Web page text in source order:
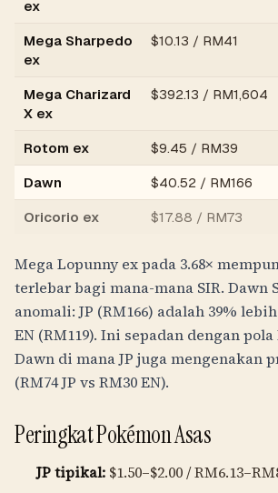
ex
Mega Sharpedo
ex
$10.13 / RM41
Mega Charizard
X ex
$392.13 / RM1,604
Rotom ex $9.45 / RM39
Dawn
$40.52 / RM166
Oricorio ex
$17.88 / RM73
Mega Lopunny ex pada 3.68×
terlebar bagi mana-mana SIR. Dawn
anomali: JP (RM166) adalah 39%
EN (RM119). Ini sepadan dengan
Dawn di mana JP juga mengenakan
(RM74JP vs RM30EN).
Peringkat Pokémon Asas
JP tipikal: $1.50–$2.00 /RM6.13–